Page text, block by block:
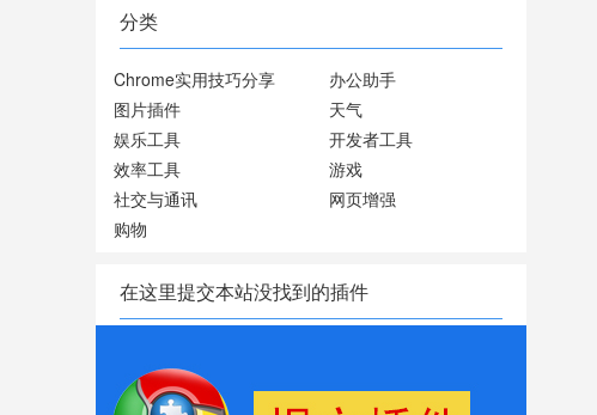
分类
Chrome实用技巧分享
办公助手
图片插件
天气
娱乐工具
开发者工具
效率工具
游戏
社交与通讯
网页增强
购物
在这里提交本站没找到的插件